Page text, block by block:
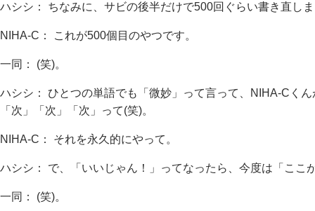
ハシシ： ちなみに、サビの後半だけで500回ぐらい書き直し
NIHA-C： これが500個目のやつです。
一同： (笑)。
ハシシ： ひとつの単語でも「微妙」って言って、NIHA-Cく
「次」「次」「次」って(笑)。
NIHA-C： それを永久的にやって。
ハシシ： で、「いいじゃん！」ってなったら、今度は「ここ
一同： (笑)。